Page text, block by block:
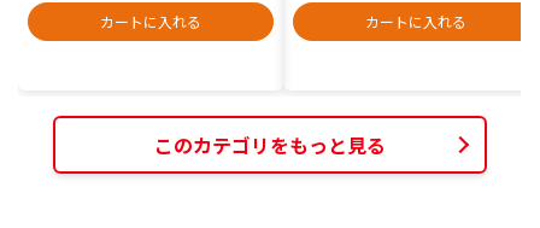
カートに入れる
カートに入れる
このカテゴリをもっと見る